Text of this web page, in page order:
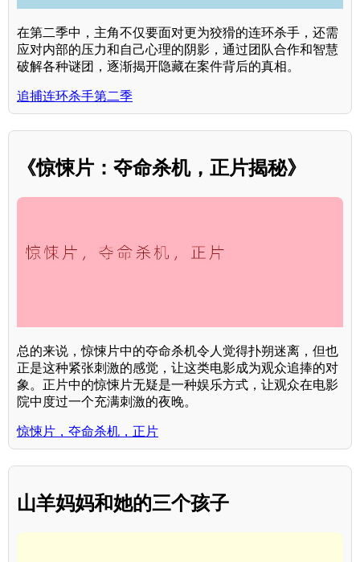
在第二季中，主角不仅要面对更为狡猾的连环杀手，还需
应对内部的压力和自己心理的阴影，通过团队合作和智慧
破解各种谜团，逐渐揭开隐藏在案件背后的真相。
追捕连环杀手第二季
《惊悚片：夺命杀机，正片揭秘》
总的来说，惊悚片中的夺命杀机令人觉得扑朔迷离，但也
正是这种紧张刺激的感觉，让这类电影成为观众追捧的对
象。正片中的惊悚片无疑是一种娱乐方式，让观众在电影
院中度过一个充满刺激的夜晚。
惊悚片，夺命杀机，正片
山羊妈妈和她的三个孩子